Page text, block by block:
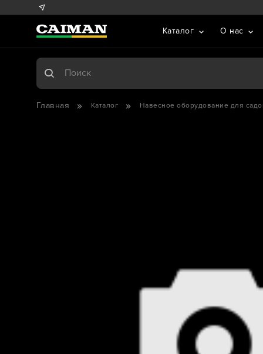
Каталог О нас
Главная Каталог Навесное оборудование для